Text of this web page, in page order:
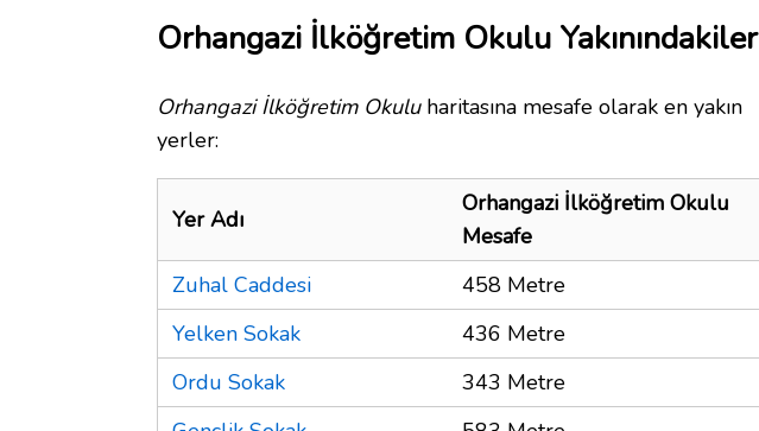
Orhangazi İlköğretim Okulu Yakınındakiler
Orhangazi İlköğretim Okuluharitasına mesafe olarak en yakın
yerler:
Yer Adı
Orhangazi İlköğretim Okulu
Mesafe
Zuhal Caddesi
458 Metre
Yelken Sokak
436 Metre
Ordu Sokak
343 Metre